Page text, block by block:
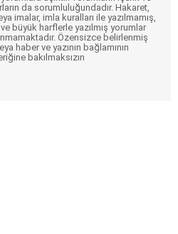
da sorumluluğundadır. Hakaret,
imalar, imla kuralları ile yazılmamış,
büyük harflerle yazılmış yorumlar
Özensizce belirlenmiş
haber ve yazının bağlamının
bakılmaksızın